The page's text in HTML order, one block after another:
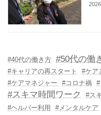
#40代の働き方 #50代の働
#キャリアの再スタート
#ケア
#ケアマネジャー
#コロナ禍
#スキマ時間ワーク #ス
#ヘルパー利用
#メンタルケア